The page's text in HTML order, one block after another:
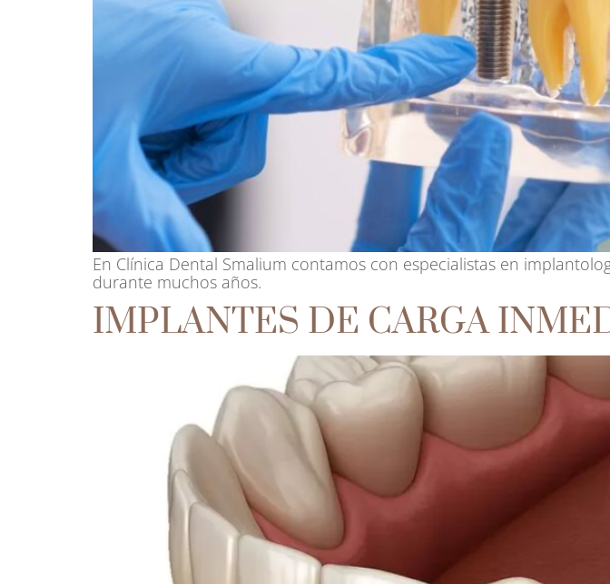
En Clínica Dental Smalium contamos con especialistas en
durante muchos años.
IMPLANTES DE CARGA